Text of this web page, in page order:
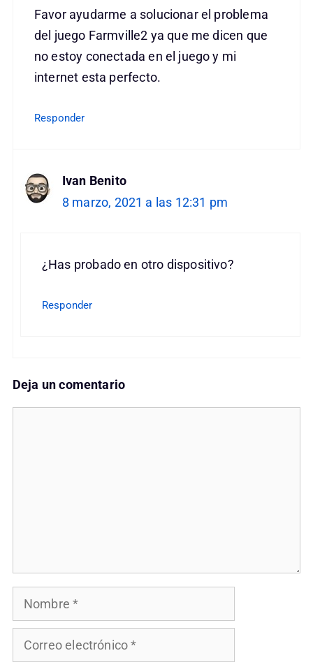
Favor ayudarme a solucionar el problema
del juego Farmville2 ya que me dicen que
no estoy conectada en el juego y mi
internet esta perfecto.
Responder
Ivan Benito
8 marzo, 2021 a las 12:31 pm
¿Has probado en otro dispositivo?
Responder
Deja un comentario
Nombre
Correo
electrónico